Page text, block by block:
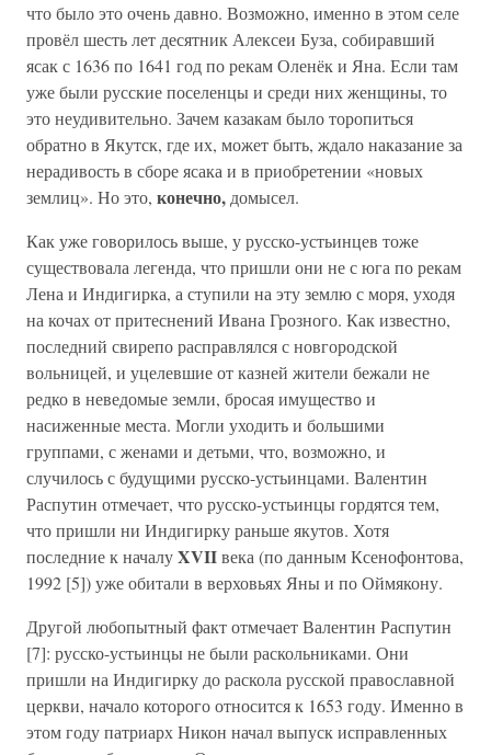
что было это очень давно. Возможно, именно в этом селе
провёл шесть лет десятник Алексеи Буза, собиравший
ясак с 1636 по 1641 год по рекам Оленёк и Яна. Если там
уже были русские поселенцы и среди них женщины, то
это неудивительно. Зачем казакам было торопиться
обратно в Якутск, где их, может быть, ждало наказание за
нерадивость в сборе ясака и в приобретении «новых
землиц». Но это, конечно, домысел.
Как уже говорилось выше, у русско-устьинцев тоже
существовала легенда, что пришли они не с юга по рекам
Лена и Индигирка, а ступили на эту землю с моря, уходя
на кочах от притеснений Ивана Грозного. Как известно,
последний свирепо расправлялся с новгородской
вольницей, и уцелевшие от казней жители бежали не
редко в неведомые земли, бросая имущество и
насиженные места. Могли уходить и большими
группами, с женами и детьми, что, возможно, и
случилось с будущими русско-устьинцами. Валентин
Распутин отмечает, что русско-устьинцы гордятся тем,
что пришли ни Индигирку раньше якутов. Хотя
последние к началуXVIIвека (по данным Ксенофонтова,
1992 [5]) уже обитали в верховьях Яны и по Оймякону.
Другой любопытный факт отмечает Валентин Распутин
[7]: русско-устьинцы не были раскольниками. Они
пришли на Индигирку до раскола русской православной
церкви, начало которого относится к 1653 году. Именно в
этом году патриарх Никон начал выпуск исправленных